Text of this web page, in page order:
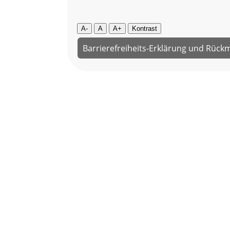
A- A A+ Kontrast
Barrierefreiheits-Erklärung und